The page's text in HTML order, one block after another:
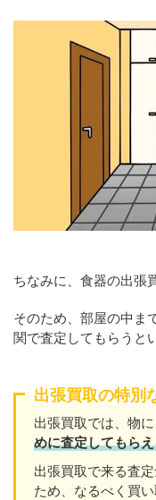
ちなみに、食器の出張
そのため、部屋の中ま
関で査定してもらうと
出張買取の特別
出張買取では、物
めに査定してもら
出張買取で来る査
ため、なるべく買